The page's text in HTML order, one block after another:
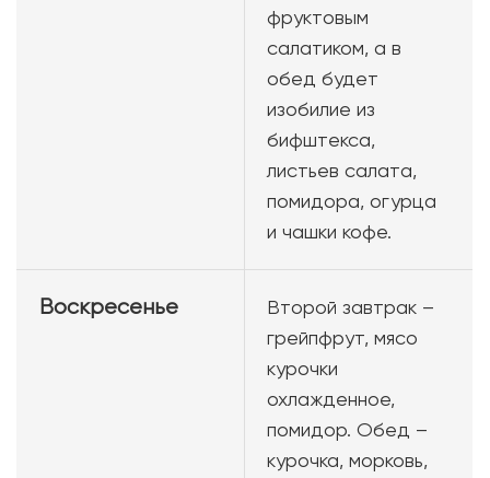
фруктовым
салатиком, а в
обед будет
изобилие из
бифштекса,
листьев салата,
помидора, огурца
и чашки кофе.
Воскресенье
Второй завтрак –
грейпфрут, мясо
курочки
охлажденное,
помидор. Обед –
курочка, морковь,